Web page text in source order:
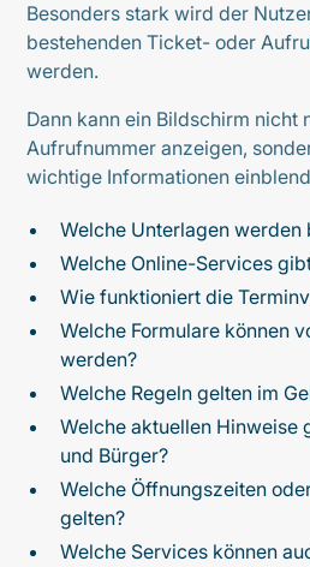
Besonders stark wird der
bestehenden Ticket- oder
werden.
Dann kann ein Bildschirm nicht
Aufrufnummer anzeigen,
wichtige Informationen
Welche Unterlagen werden
Welche Online-Services
Wie funktioniert die
Welche Formulare können
werden?
Welche Regeln gelten im
Welche aktuellen Hinweise
und Bürger?
Welche Öffnungszeiten
gelten?
Welche Services können